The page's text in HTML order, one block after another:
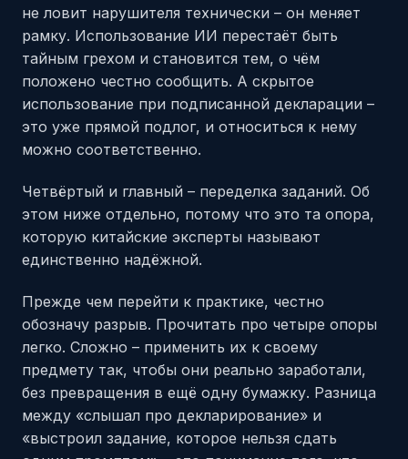
не ловит нарушителя технически – он меняет
рамку. Использование ИИ перестаёт быть
тайным грехом и становится тем, о чём
положено честно сообщить. А скрытое
использование при подписанной декларации –
это уже прямой подлог, и относиться к нему
можно соответственно.
Четвёртый и главный – переделка заданий. Об
этом ниже отдельно, потому что это та опора,
которую китайские эксперты называют
единственно надёжной.
Прежде чем перейти к практике, честно
обозначу разрыв. Прочитать про четыре опоры
легко. Сложно – применить их к своему
предмету так, чтобы они реально заработали,
без превращения в ещё одну бумажку. Разница
между «слышал про декларирование» и
«выстроил задание, которое нельзя сдать